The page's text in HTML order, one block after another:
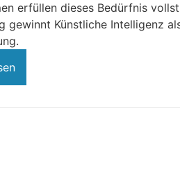
erfüllen dieses Bedürfnis
gewinnt Künstliche Intelligenz